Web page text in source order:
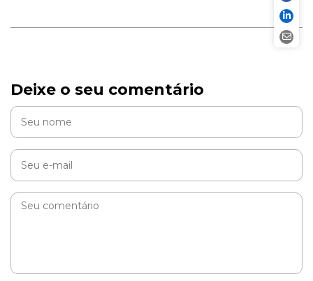
Deixe o seu comentário